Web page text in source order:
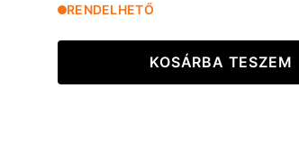
RENDELHETŐ
KOSÁRBA TESZEM